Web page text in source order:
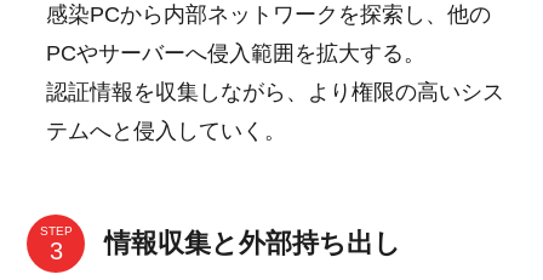
感染PCから内部ネットワークを探索し、他の
PCやサーバーへ侵入範囲を拡大する。
認証情報を収集しながら、より権限の高いシス
テムへと侵入していく。
STEP 情報収集と外部持ち出し